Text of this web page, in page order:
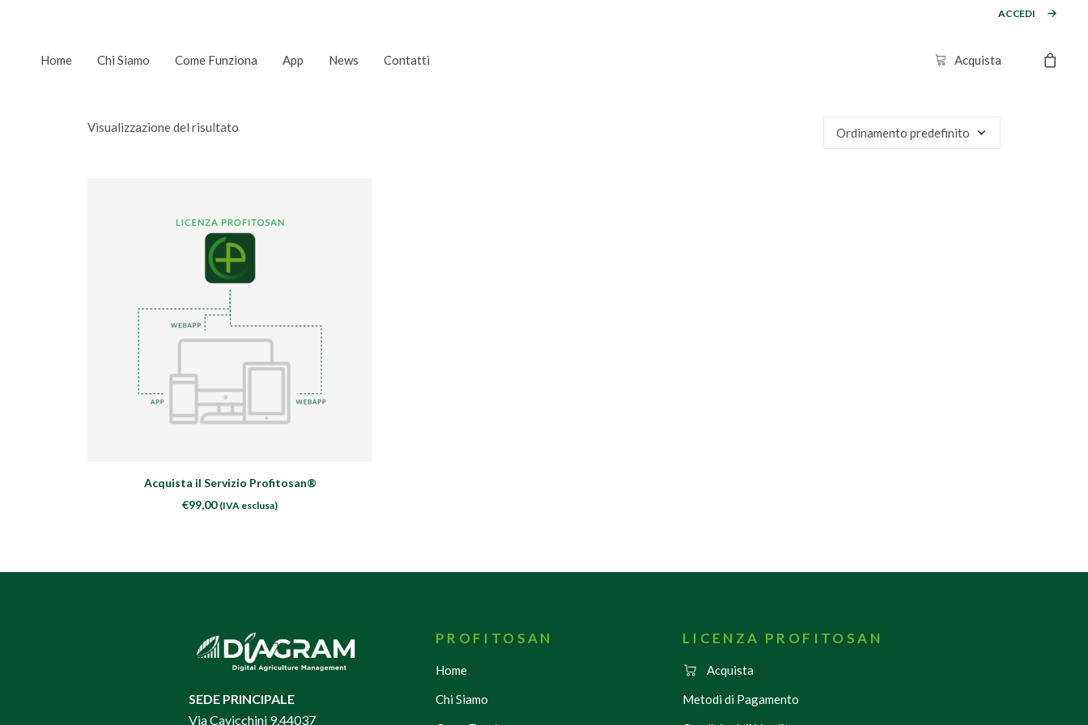
ACCEDI
Home Chi Siamo Come Funziona App News Contatti Acquista
Visualizzazione del risultato
SCEGLI
Acquista il Servizio Profitosan®
€99,00 (IVA esclusa)
SEDE PRINCIPALE
Via Cavicchini 9,44037
PROFITOSAN
Home
Chi Siamo
LICENZA PROFITOSAN
Acquista
Metodi di Pagamento